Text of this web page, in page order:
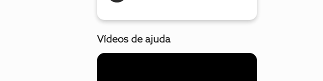
Vídeos de ajuda